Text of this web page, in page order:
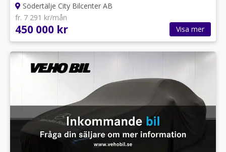
Södertälje City Bilcenter AB
fr. 7 291 kr/mån
450 000 kr Visa mer